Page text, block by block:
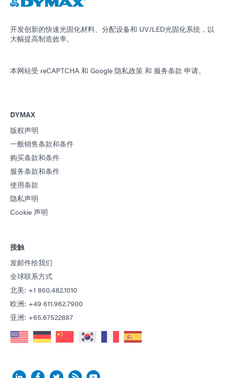
指南：光固化设备（欧洲|EN）
指南：点胶设备（欧洲|EN）
指南：航空航天与国防（亚洲|EN）
指南：点胶设备（亚洲|EN）
指南：光固化设备（亚洲|EN）
开发创新的快速光固化材料、分配设备和 UV/LED光固化系统，以
大幅提高制造效率。
本网站受 reCAPTCHA 和 Google 隐私政策 和 服务条款 申请。
DYMAX
版权声明
一般销售条款和条件
购买条款和条件
服务条款和条件
使用条款
隐私声明
Cookie 声明
接触
发邮件给我们
全球联系方式
北美: +1 860.482.1010
欧洲: +49 611.962.7900
亚洲: +65.67522887